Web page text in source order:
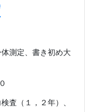
測定、書き初め大
査（１，２年）、